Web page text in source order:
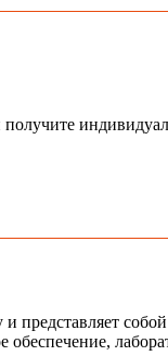
получите
представляет